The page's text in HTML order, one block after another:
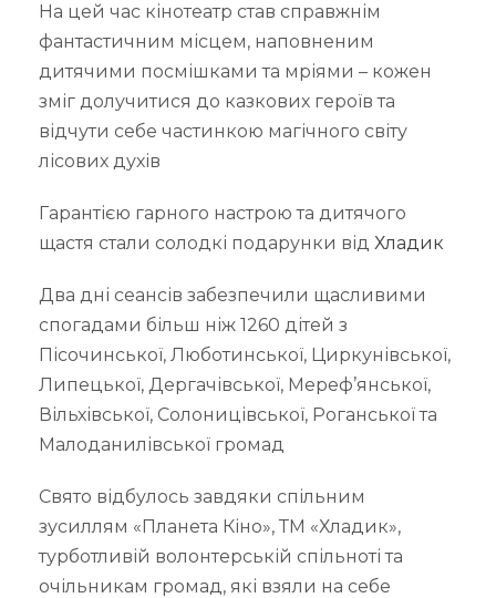
На цей час кінотеатр став справжнім
фантастичним місцем, наповненим
дитячими посмішками та мріями – кожен
зміг долучитися до казкових героїв та
відчути себе частинкою магічного світу
лісових духів
Гарантією гарного настрою та дитячого
щастя стали солодкі подарунки від Хладик
Два дні сеансів забезпечили щасливими
спогадами більш ніж 1260 дітей з
Пісочинської, Люботинської, Циркунівської,
Липецької, Дергачівської, Мереф’янської,
Вільхівської, Солоницівської, Роганської та
Малоданилівської громад
Свято відбулось завдяки спільним
зусиллям «Планета Кіно», ТМ «Хладик»,
турботливій волонтерській спільноті та
очільникам громад, які взяли на себе